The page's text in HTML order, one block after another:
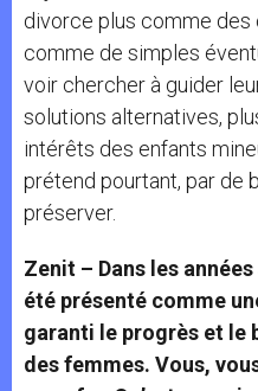
divorce plus comme
comme de simples
voir chercher à guider
solutions alternatives,
intérêts des enfants
prétend pourtant, par de
préserver.
Zenit – Dans les
été présenté comme
garanti le progrès et le
des femmes. Vous,